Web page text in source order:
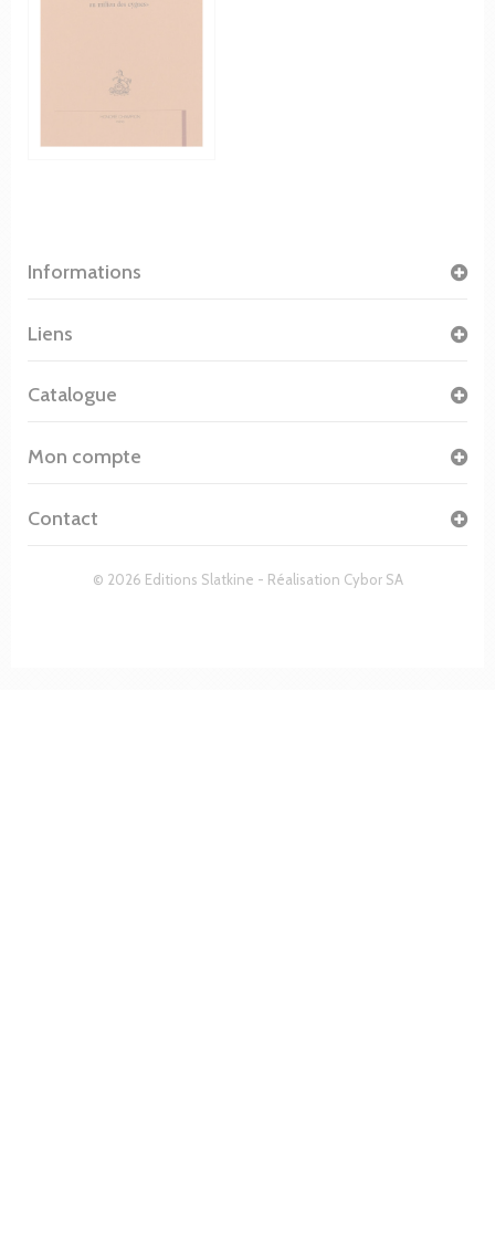
Informations
© 2026 Editions Slatkine - Réalisation Cybor SA
Liens
Catalogue
Mon compte
Contact